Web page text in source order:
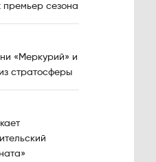
сезона
«Меркурий» и
стратосферы